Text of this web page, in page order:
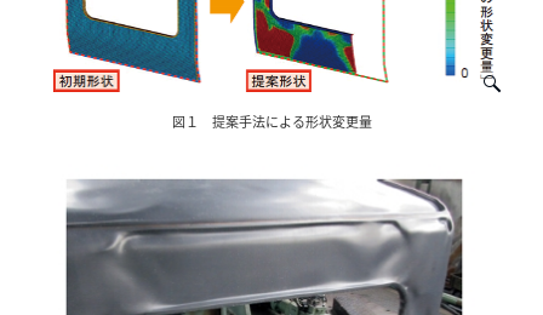
図１ 提案手法による形状変更量